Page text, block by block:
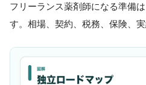
フリーランス薬剤師になる準備
す。相場、契約、税務、保険、実